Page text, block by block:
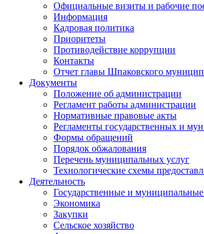
Официальные визиты и рабочие
Информация
Кадровая политика
Приоритеты
Противодействие коррупции
Контакты
Отчет главы Шпаковского
Документы
Положение об администрации
Регламент работы администрации
Нормативные правовые акты
Регламенты государственных и
Формы обращений
Порядок обжалования
Перечень муниципальных услуг
Технологические схемы
Деятельность
Государственные и муниципальные
Экономика
Закупки
Сельское хозяйство